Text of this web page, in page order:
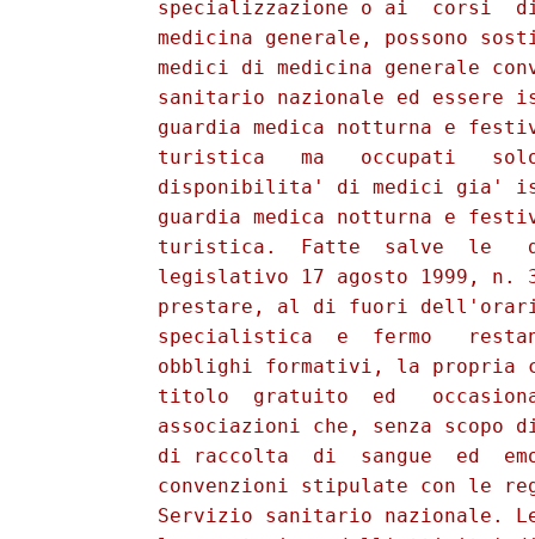
specializzazione o ai  corsi
medicina generale, possono
medici di medicina generale
sanitario nazionale ed essere
guardia medica notturna e
turistica   ma   occupati
disponibilita' di medici gia'
guardia medica notturna e
turistica.  Fatte  salve  le
legislativo 17 agosto 1999, n.
prestare, al di fuori
specialistica  e  fermo
obblighi formativi, la propria
titolo  gratuito  ed
associazioni che, senza scopo
di raccolta  di  sangue  ed
convenzioni stipulate con le
Servizio sanitario nazionale.